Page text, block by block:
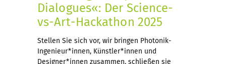
Dialogues«: Der Science-
vs-Art-Hackathon 2025
Stellen Sie sich vor, wir bringen Photonik-
Ingenieur*innen, Künstler*innen und
Designer*innen zusammen, schließen sie